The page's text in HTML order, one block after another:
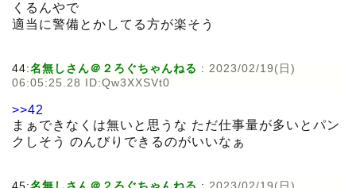
くるんやで
適当に警備とかしてる方が楽そう
44:名無しさん＠２ろぐちゃんねる : 2023/02/19(日)
06:05:25.28 ID:Qw3XXSVt0
>>42
まぁできなくは無いと思うな ただ仕事量が多いとパン
クしそう のんびりできるのがいいなぁ